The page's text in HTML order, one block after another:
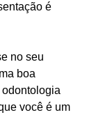
é
no seu
boa
odontologia
você é um